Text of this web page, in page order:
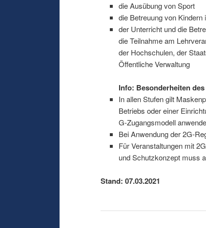
die Ausübung von Sport
die Betreuung von
der Unterricht und die
die Teilnahme am
der Hochschulen, der
Öffentliche Verwaltung
Info: Besonderheiten
In allen Stufen gilt
Betriebs oder einer
G-Zugangsmodell
Bei Anwendung der 2G-
Für Veranstaltungen mit
und Schutzkonzept muss
Stand: 07.03.2021